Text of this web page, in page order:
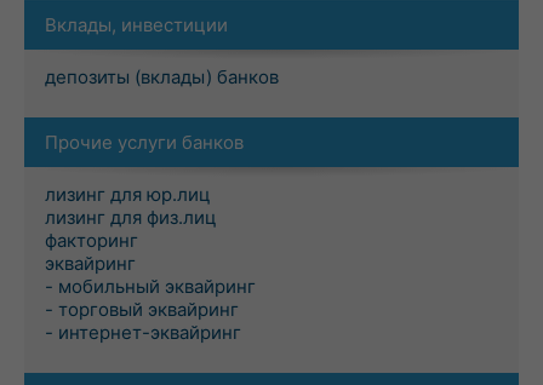
Вклады, инвестиции
депозиты (вклады) банков
Прочие услуги банков
лизинг для юр.лиц
лизинг для физ.лиц
факторинг
эквайринг
- мобильный эквайринг
- торговый эквайринг
- интернет-эквайринг